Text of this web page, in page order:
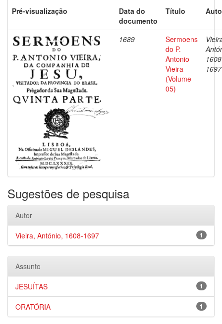
Pré-visualização
Data do
documento
Título
1689
Sermoens
do P.
Antonio
Vieira
(Volume
05)
1697
Sugestões de pesquisa
Autor
1
Vieira, António, 1608-1697
Assunto
1
JESUÍTAS
1
ORATÓRIA